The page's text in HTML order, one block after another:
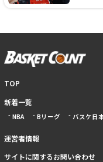
TOP
新着一覧
NBA Bリーグ バスケ日
運営者情報
サイトに関するお問い合わせ